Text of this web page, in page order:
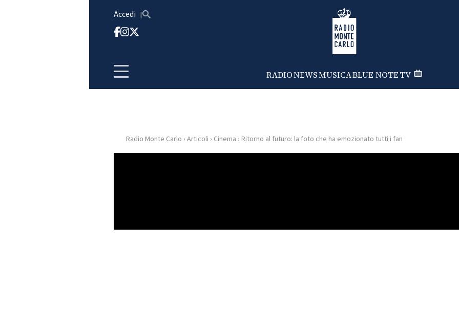
Accedi Radio Monte Carlo
RADIONEWSMUSICABLUE NOTETV
HOMERadio Monte Carlo › Articoli › Cinema › Ritorno al futuro: la foto che ha emozionato tutti i fan